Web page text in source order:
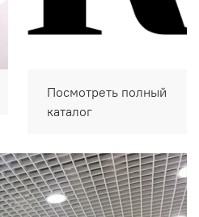
Посмотреть полный
каталог